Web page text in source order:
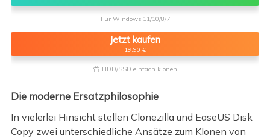
Für Windows 11/10/8/7
Jetzt kaufen
19,90 €
 HDD/SSD einfach klonen
Die moderne Ersatzphilosophie
In vielerlei Hinsicht stellen Clonezilla und EaseUS Disk
Copy zwei unterschiedliche Ansätze zum Klonen von